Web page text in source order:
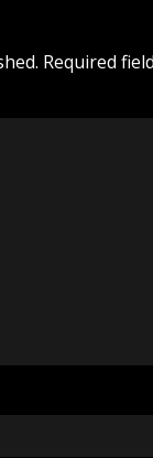
Required